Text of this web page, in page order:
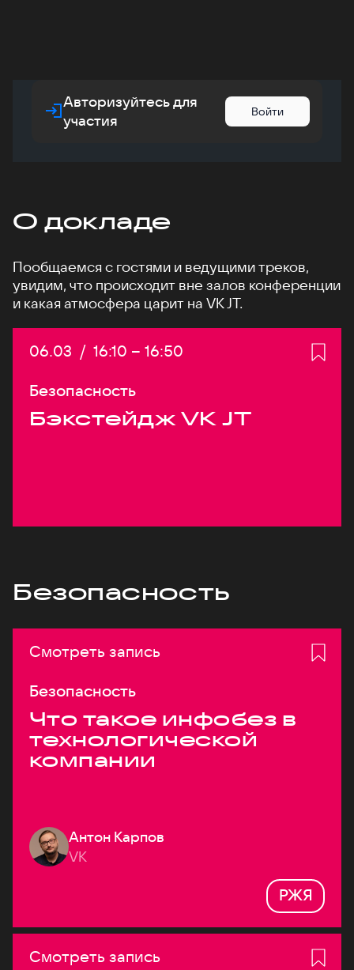
Авторизуйтесь для
участия
Войти
О докладе
Пообщаемся с гостями и ведущими треков,
увидим, что происходит вне залов конференции
и какая атмосфера царит на VK JT.
Дата:
06.03 / Начало:
16:10 – Конец:
16:50
Безопасность
Бэкстейдж VK JT
Безопасность
Смотреть запись
Безопасность
Что такое инфобез в
технологической
компании
Антон Карпов
VK
РЖЯ
Смотреть запись